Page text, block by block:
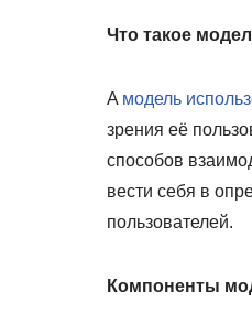
Что такое
A модель
зрения её
способов
вести себя в
пользователей.
Компоненты